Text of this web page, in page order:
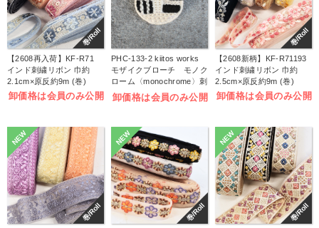
巻/Roll
【2608再入荷】KF-R71
インド刺繍リボン 巾約
2.1cm×原反約9m (巻)
卸価格は会員のみ公開
PHC-133-2 kiitos works
モザイクブローチ モノク
ローム〈monochrome〉刺
しゅうキット (袋)
卸価格は会員のみ公開
巻/Roll
【2608新柄】KF-R71193
インド刺繍リボン 巾約
2.5cm×原反約9m (巻)
卸価格は会員のみ公開
NEW
巻/Roll 巻/Roll
NEW
巻/Roll
NEW